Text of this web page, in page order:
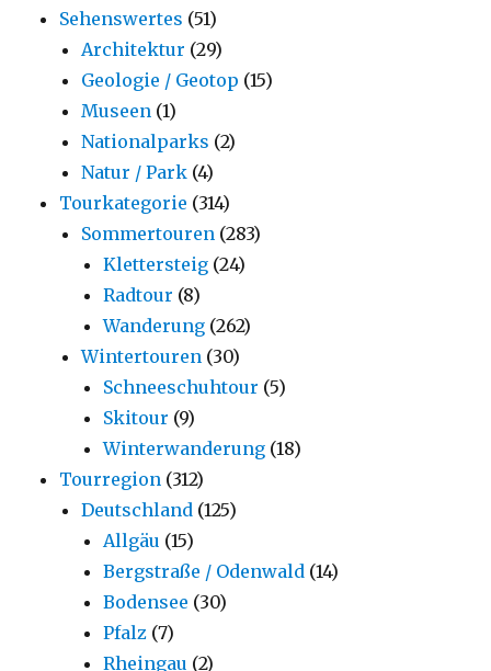
Sehenswertes (51)
Architektur (29)
Geologie / Geotop (15)
Museen (1)
Nationalparks (2)
Natur / Park (4)
Tourkategorie (314)
Sommertouren (283)
Klettersteig (24)
Radtour (8)
Wanderung (262)
Wintertouren (30)
Schneeschuhtour (5)
Skitour (9)
Winterwanderung (18)
Tourregion (312)
Deutschland (125)
Allgäu (15)
Bergstraße / Odenwald (14)
Bodensee (30)
Pfalz (7)
Rheingau (2)